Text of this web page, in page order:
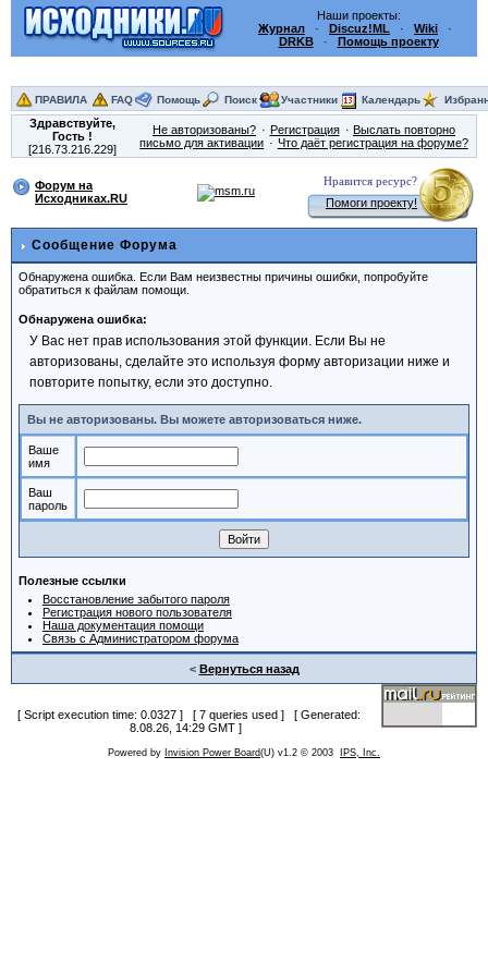
Наши проекты:
Журнал · Discuz!ML · Wiki ·
DRKB· Помощь проекту
ПРАВИЛА FAQ Помощь Поиск Участники Календарь
Здравствуйте,
Гость!
[216.73.216.229]
Не авторизованы? Регистрация
Выслать повторно
письмо для активации
Что даёт регистрация на форуме?
Форум на
Исходниках.RU
Нравится ресурс?
Помоги проекту!
Сообщение Форума
Обнаружена ошибка. Если Вам неизвестны причины ошибки, попробуйте
обратиться к файлам помощи.
Обнаружена ошибка:
У Вас нет прав использования этой функции. Если Вы не
авторизованы, сделайте это используя форму авторизации ниже и
повторите попытку, если это доступно.
Вы не авторизованы. Вы можете авторизоваться ниже.
Ваше
имя
Ваш
пароль
Полезные ссылки
Восстановление забытого пароля
Регистрация нового пользователя
Наша документация помощи
Связь с Администратором форума
< Вернуться назад
[ Script execution time: 0.0327 ] [ 7 queries used ] [ Generated:
8.08.26, 14:29 GMT ]
Powered by Invision Power Board(U) v1.2 © 2003 IPS, Inc.